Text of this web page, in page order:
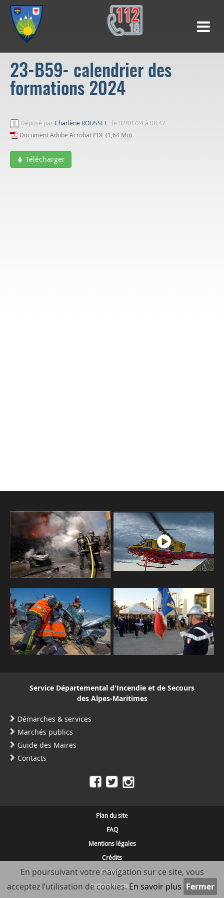
23-B59- calendrier des
formations 2024
Déposé parCharlène ROUSSEL · le 02/01/24 à 08:47
Document Adobe Acrobat PDF (1,64 Mo)
Télécharger
Service Départemental d'Incendie et de Secours
des Alpes-Maritimes
Démarches & services
Marchés publics
Guide des Maires
Contacts
Plan du site
FAQ
Mentions légales
Crédits
Cookies
Authentification
En poursuivant votre navigation sur ce site, vous
acceptez l’utilisation de cookies.En savoir plus